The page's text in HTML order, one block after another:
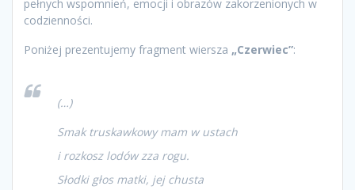
pełnych wspomnień, emocji i obrazów zakorzenionych w
codzienności.
Poniżej prezentujemy fragment wiersza „Czerwiec”:
(…)
Smak truskawkowy mam w ustach
i rozkosz lodów zza rogu.
Słodki głos matki, jej chusta